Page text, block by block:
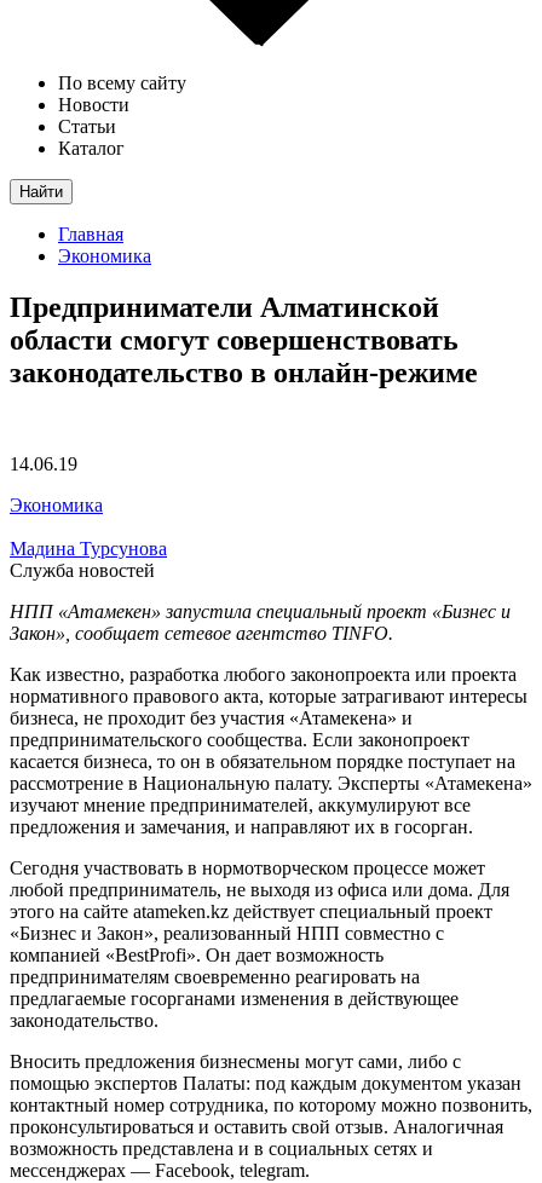
По всему сайту
Новости
Статьи
Каталог
Найти
Главная
Экономика
Предприниматели Алматинской
области смогут совершенствовать
законодательство в онлайн-режиме
14.06.19
Экономика
Мадина Турсунова
Служба новостей
НПП «Атамекен» запустила специальный проект «Бизнес и
Закон», сообщает сетевое агентство TINFO.
Как известно, разработка любого законопроекта или проекта
нормативного правового акта, которые затрагивают интересы
бизнеса, не проходит без участия «Атамекена» и
предпринимательского сообщества. Если законопроект
касается бизнеса, то он в обязательном порядке поступает на
рассмотрение в Национальную палату. Эксперты «Атамекена»
изучают мнение предпринимателей, аккумулируют все
предложения и замечания, и направляют их в госорган.
Сегодня участвовать в нормотворческом процессе может
любой предприниматель, не выходя из офиса или дома. Для
этого на сайте atameken.kz действует специальный проект
«Бизнес и Закон», реализованный НПП совместно с
компанией «BestProfi». Он дает возможность
предпринимателям своевременно реагировать на
предлагаемые госорганами изменения в действующее
законодательство.
Вносить предложения бизнесмены могут сами, либо с
помощью экспертов Палаты: под каждым документом указан
контактный номер сотрудника, по которому можно позвонить,
проконсультироваться и оставить свой отзыв. Аналогичная
возможность представлена и в социальных сетях и
мессенджерах — Facebook, telegram.